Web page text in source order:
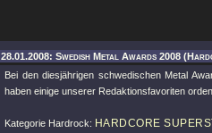
28.01.2008: Swedish Metal Awards 2008
Bei den diesjährigen schwedischen Metal
haben einige unserer Redaktionsfavoriten
Kategorie Hardrock: HARDCORE